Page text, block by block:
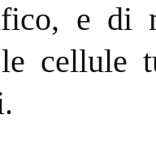
e di
cellule